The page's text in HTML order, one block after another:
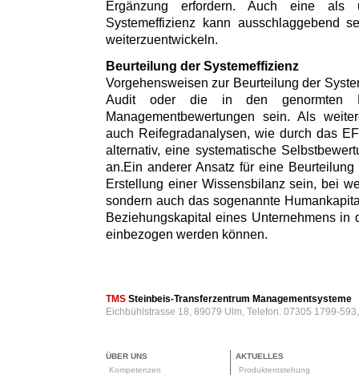
Ergänzung erfordern. Auch eine als
Systemeffizienz kann ausschlaggebend
weiterzuentwickeln.
Beurteilung der Systemeffizienz
Vorgehensweisen zur Beurteilung der
Audit oder die in den genormten
Managementbewertungen sein. Als
auch Reifegradanalysen, wie durch das
alternativ, eine systematische
an.Ein anderer Ansatz für eine
Erstellung einer Wissensbilanz sein, bei
sondern auch das sogenannte
Beziehungskapital eines Unternehmens in
einbezogen werden können.
TMS Steinbeis-Transferzentrum Managementsysteme
Eichbühlstrasse 18, 89079 Ulm, Telefon: 07305 1799-
ÜBER UNS
Kompetenzen
AKTUELLES
Produktentstehung